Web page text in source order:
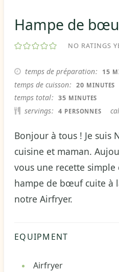
Hampe de
NO RATINGS
temps de préparation 15
temps de cuisson 20 MINUTES
MINUTES
temps total 35 MINUTES
MINUTES
servings 4 PERSONNES
Bonjour à tous ! Je suis
cuisine et maman.
vous une recette simple
hampe de bœuf cuite à
notre Airfryer.
EQUIPMENT
Airfryer